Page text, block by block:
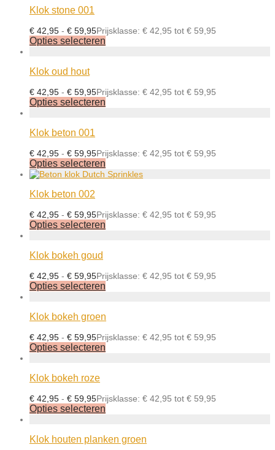
Klok stone 001
€ 42,95 - € 59,95Prijsklasse: € 42,95 tot € 59,95
Opties selecteren
Klok oud hout
€ 42,95 - € 59,95Prijsklasse: € 42,95 tot € 59,95
Opties selecteren
Klok beton 001
€ 42,95 - € 59,95Prijsklasse: € 42,95 tot € 59,95
Opties selecteren
Klok beton 002
€ 42,95 - € 59,95Prijsklasse: € 42,95 tot € 59,95
Opties selecteren
Klok bokeh goud
€ 42,95 - € 59,95Prijsklasse: € 42,95 tot € 59,95
Opties selecteren
Klok bokeh groen
€ 42,95 - € 59,95Prijsklasse: € 42,95 tot € 59,95
Opties selecteren
Klok bokeh roze
€ 42,95 - € 59,95Prijsklasse: € 42,95 tot € 59,95
Opties selecteren
Klok houten planken groen